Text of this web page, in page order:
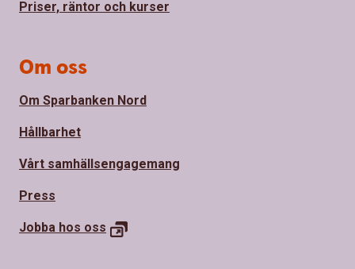
Priser, räntor och kurser
Om oss
Om Sparbanken Nord
Hållbarhet
Vårt samhällsengagemang
Press
Jobba hos oss